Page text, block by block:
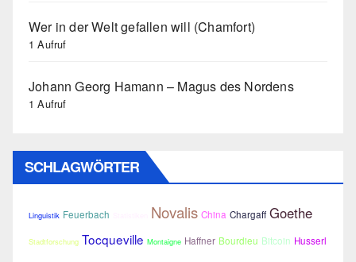
Wer in der Welt gefallen will (Chamfort)
1 Aufruf
Johann Georg Hamann – Magus des Nordens
1 Aufruf
SCHLAGWÖRTER
Linguistik Feuerbach Novalis China Chargaff Goethe
Stadtforschung Tocqueville Montaigne Haffner Bourdieu Bitcoin Husserl